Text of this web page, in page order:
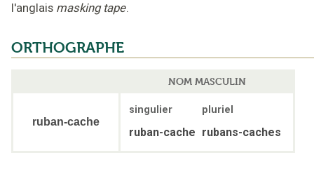
l'anglais masking tape.
ORTHOGRAPHE
NOM MASCULIN
ruban-cache
singulier pluriel
ruban-cache rubans-caches